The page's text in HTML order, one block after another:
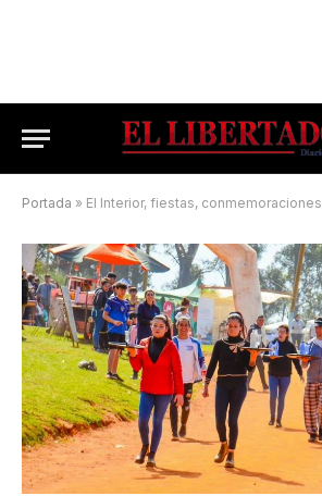
Portada » El Interior, fiestas, conmemoraciones